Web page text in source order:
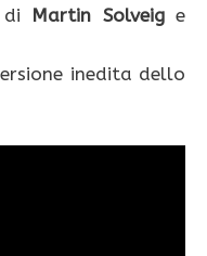
Martin Solveige
inedita dello